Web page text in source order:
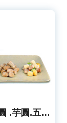
九份地瓜圓 .芋圓.五味圓